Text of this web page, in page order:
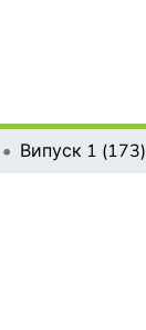
Випуск 1 (173)